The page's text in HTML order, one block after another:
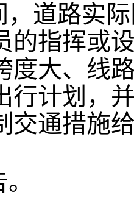
，道路实
的指挥或
度大、线
行计划，
交通措施